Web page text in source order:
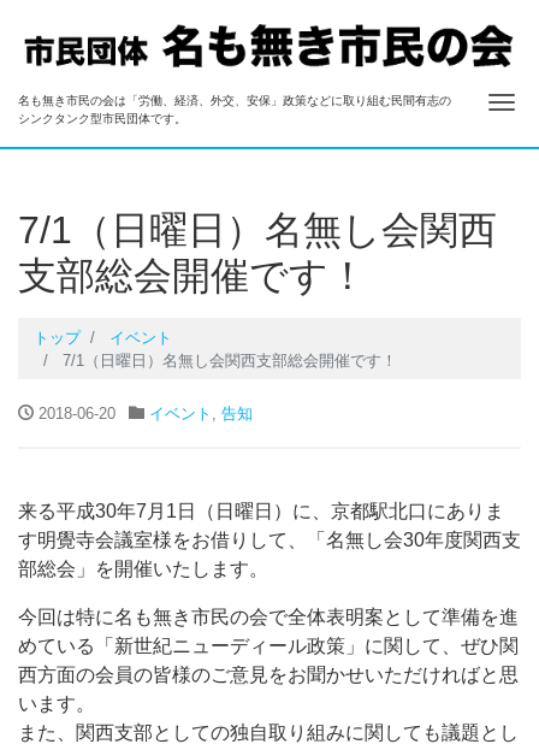
名も無き市民の会
名も無き市民の会は「労働、経済、外交、安保」政策などに取り組む民間有志の
シンクタンク型市民団体です。
ナ
7/1（日曜日）名無し会関西
支部総会開催です！
トップ
イベント
7/1（日曜日）名無し会関西支部総会開催です！
2018-06-20 イベント , 告知
来る平成30年7月1日（日曜日）に、京都駅北口にありま
す明覺寺会議室様をお借りして、「名無し会30年度関西支
部総会」を開催いたします。
今回は特に名も無き市民の会で全体表明案として準備を進
めている「新世紀ニューディール政策」に関して、ぜひ関
西方面の会員の皆様のご意見をお聞かせいただければと思
います。
また、関西支部としての独自取り組みに関しても議題とし